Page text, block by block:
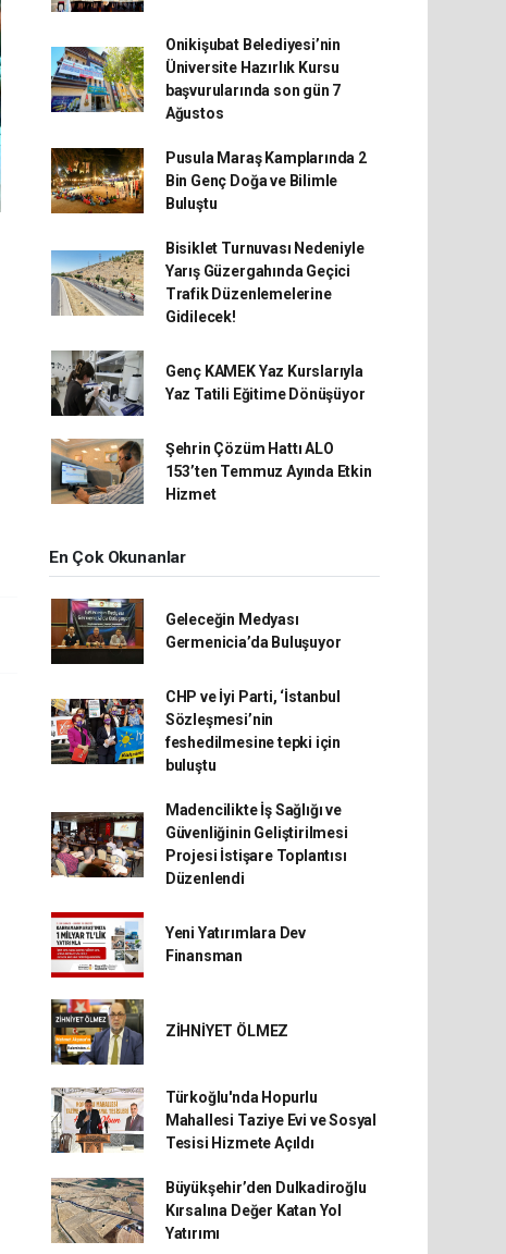
Onikişubat Belediyesi’nin
Üniversite Hazırlık Kursu
başvurularında son gün 7
Ağustos
Pusula Maraş Kamplarında 2
Bin Genç Doğa ve Bilimle
Buluştu
Bisiklet Turnuvası Nedeniyle
Yarış Güzergahında Geçici
Trafik Düzenlemelerine
Gidilecek!
Genç KAMEK Yaz Kurslarıyla
Yaz Tatili Eğitime Dönüşüyor
Şehrin Çözüm Hattı ALO
153’ten Temmuz Ayında Etkin
Hizmet
En Çok Okunanlar
Geleceğin Medyası
Germenicia’da Buluşuyor
CHP ve İyi Parti, ‘İstanbul
Sözleşmesi’nin
feshedilmesine tepki için
buluştu
Madencilikte İş Sağlığı ve
Güvenliğinin Geliştirilmesi
Projesi İstişare Toplantısı
Düzenlendi
Yeni Yatırımlara Dev
Finansman
ZİHNİYET ÖLMEZ
Türkoğlu'nda Hopurlu
Mahallesi Taziye Evi ve Sosyal
Tesisi Hizmete Açıldı
Büyükşehir’den Dulkadiroğlu
Kırsalına Değer Katan Yol
Yatırımı